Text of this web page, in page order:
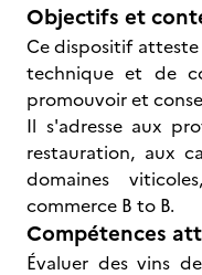
Objectifs et
Ce dispositif
technique et de
promouvoir et
Il s'adresse aux
restauration, aux
domaines
commerce B to B.
Compétences
Évaluer des vins